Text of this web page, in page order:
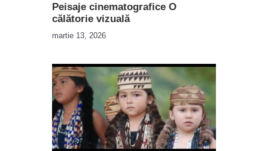
Peisaje cinematografice O
călătorie vizuală
martie 13, 2026